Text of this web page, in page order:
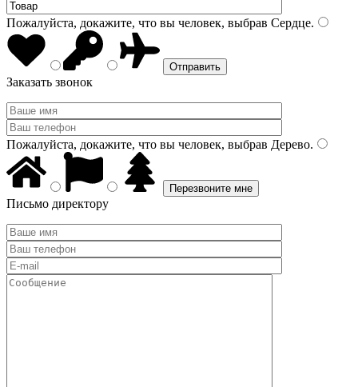
Пожалуйста, докажите, что вы человек, выбрав Сердце.
Заказать звонок
Пожалуйста, докажите, что вы человек, выбрав Дерево.
Письмо директору